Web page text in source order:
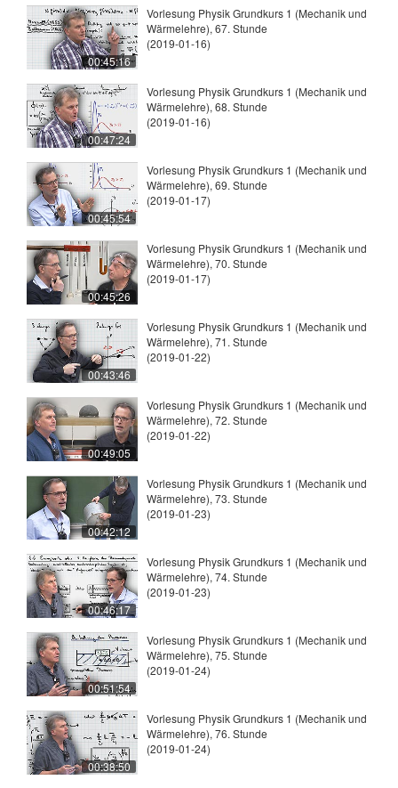
00:45:16
Vorlesung Physik Grundkurs 1 (Mechanik und
Wärmelehre), 67. Stunde
(2019-01-16)
00:47:24
Vorlesung Physik Grundkurs 1 (Mechanik und
Wärmelehre), 68. Stunde
(2019-01-16)
00:45:54
Vorlesung Physik Grundkurs 1 (Mechanik und
Wärmelehre), 69. Stunde
(2019-01-17)
00:45:26
Vorlesung Physik Grundkurs 1 (Mechanik und
Wärmelehre), 70. Stunde
(2019-01-17)
00:43:46
Vorlesung Physik Grundkurs 1 (Mechanik und
Wärmelehre), 71. Stunde
(2019-01-22)
00:49:05
Vorlesung Physik Grundkurs 1 (Mechanik und
Wärmelehre), 72. Stunde
(2019-01-22)
00:42:12
Vorlesung Physik Grundkurs 1 (Mechanik und
Wärmelehre), 73. Stunde
(2019-01-23)
00:46:17
Vorlesung Physik Grundkurs 1 (Mechanik und
Wärmelehre), 74. Stunde
(2019-01-23)
00:51:54
Vorlesung Physik Grundkurs 1 (Mechanik und
Wärmelehre), 75. Stunde
(2019-01-24)
00:38:50
Vorlesung Physik Grundkurs 1 (Mechanik und
Wärmelehre), 76. Stunde
(2019-01-24)